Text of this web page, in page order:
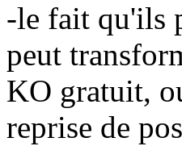
-le fait qu'ils
peut
KO gratuit,
reprise de